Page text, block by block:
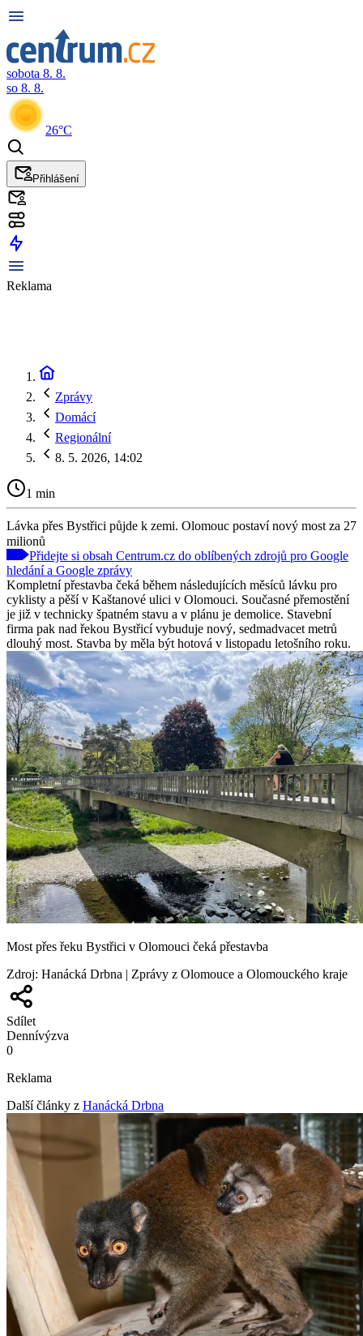
sobota 8. 8.
so 8. 8.
26°C
Přihlášení
Reklama
Zprávy
Domácí
Regionální
8. 5. 2026, 14:02
1 min
Lávka přes Bystřici půjde k zemi. Olomouc postaví nový most za 27
milionů
Přidejte si obsah Centrum.cz do oblíbených zdrojů pro Google
hledání a Google zprávy
Kompletní přestavba čeká během následujících měsíců lávku pro
cyklisty a pěší v Kaštanové ulici v Olomouci. Současné přemostění
je již v technicky špatném stavu a v plánu je demolice. Stavební
firma pak nad řekou Bystřicí vybuduje nový, sedmadvacet metrů
dlouhý most. Stavba by měla být hotová v listopadu letošního roku.
Most přes řeku Bystřici v Olomouci čeká přestavba
Zdroj: Hanácká Drbna | Zprávy z Olomouce a Olomouckého kraje
Sdílet
Dennívýzva
0
Reklama
Další články z Hanácká Drbna